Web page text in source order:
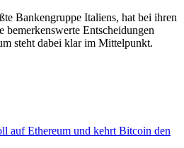
Bankengruppe Italiens, hat bei ihren
Entscheidungen
steht dabei klar im Mittelpunkt.
auf Ethereum und kehrt Bitcoin den